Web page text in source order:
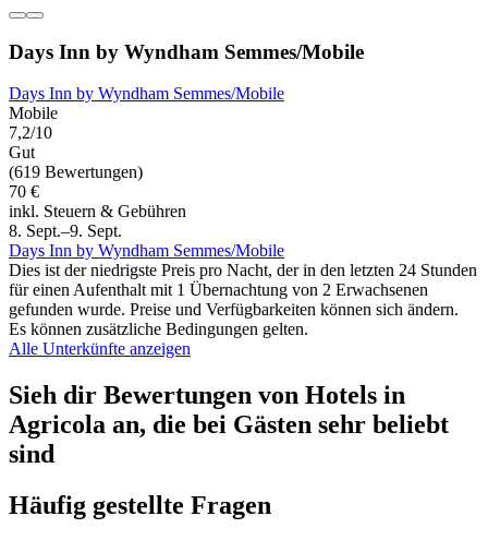
Days Inn by Wyndham Semmes/Mobile
Days Inn by Wyndham Semmes/Mobile
Mobile
7,2/10
Gut
(619 Bewertungen)
70 €
inkl. Steuern & Gebühren
8. Sept.–9. Sept.
Days Inn by Wyndham Semmes/Mobile
Dies ist der niedrigste Preis pro Nacht, der in den letzten 24 Stunden
für einen Aufenthalt mit 1 Übernachtung von 2 Erwachsenen
gefunden wurde. Preise und Verfügbarkeiten können sich ändern.
Es können zusätzliche Bedingungen gelten.
Alle Unterkünfte anzeigen
Sieh dir Bewertungen von Hotels in
Agricola an, die bei Gästen sehr beliebt
sind
Häufig gestellte Fragen